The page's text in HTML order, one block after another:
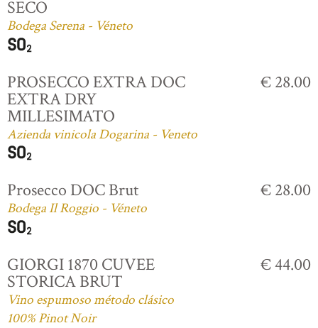
SECO
Bodega Serena - Véneto
PROSECCO EXTRA DOC
EXTRA DRY
MILLESIMATO
Azienda vinicola Dogarina - Veneto
€ 28.00
Prosecco DOC Brut
Bodega Il Roggio - Véneto
€ 28.00
GIORGI 1870 CUVEE
STORICA BRUT
Vino espumoso método clásico
100% Pinot Noir
€ 44.00